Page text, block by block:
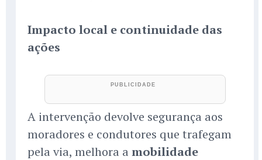
Impacto local e continuidade das
ações
A intervenção devolve segurança aos
moradores e condutores que trafegam
pela via, melhora a mobilidade